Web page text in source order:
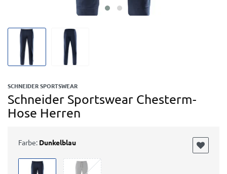
SCHNEIDER SPORTSWEAR
Schneider Sportswear Chesterm-
Hose Herren
Farbe: Dunkelblau